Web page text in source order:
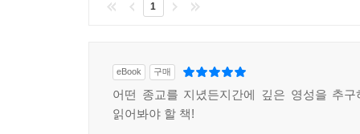
1
eBook 구매
어떤 종교를 지녔든지간에 깊은 영성을 추구
읽어봐야 할 책!